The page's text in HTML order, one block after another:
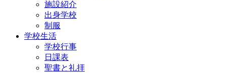
施設紹介
出身学校
制服
学校生活
学校行事
日課表
聖書と礼拝